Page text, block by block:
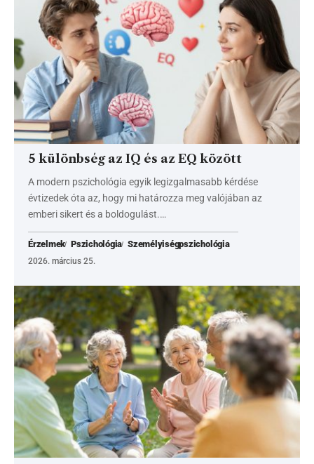
5 különbség az IQ és az EQ között
A modern pszichológia egyik legizgalmasabb kérdése
évtizedek óta az, hogy mi határozza meg valójában az
emberi sikert és a boldogulást.…
Érzelmek Pszichológia Személyiségpszichológia
2026. március 25.